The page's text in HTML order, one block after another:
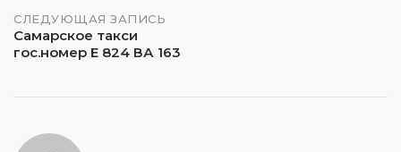
записям
СЛЕДУЮЩАЯ ЗАПИСЬ
Самарское такси
гос.номер Е 824 ВА 163